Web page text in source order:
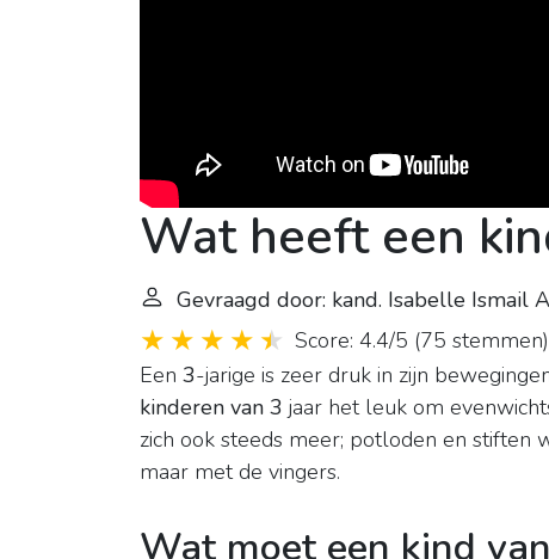
Wat heeft een
Gevraagd door: kand. Isabelle Ismail
Score: 4.4/5 (75 stemmen)
Een 3-jarige is zeer druk in zijn
kinderen van 3 jaar het leuk om
zich ook steeds meer; potloden en stiften
maar met de vingers.
Wat moet een kind